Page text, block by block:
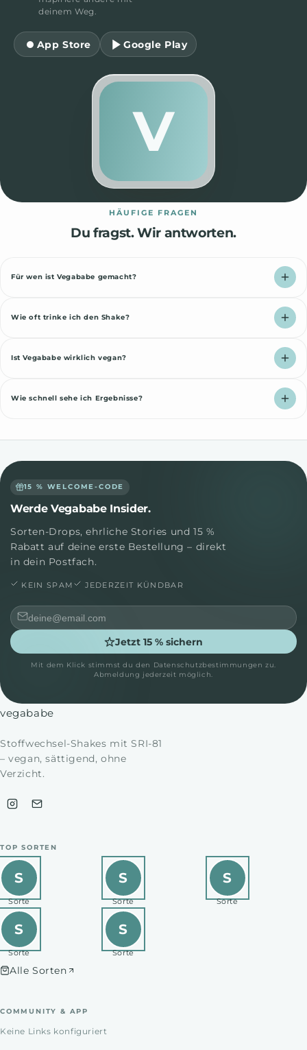
deinem Weg.
App Store Google Play
V
HÄUFIGE FRAGEN
Du fragst. Wir antworten.
Für wen ist Vegababe gemacht?
Wie oft trinke ich den Shake?
Ist Vegababe wirklich vegan?
Wie schnell sehe ich Ergebnisse?
15 % WELCOME-CODE
Werde Vegababe Insider.
Sorten-Drops, ehrliche Stories und 15 %
Rabatt auf deine erste Bestellung – direkt
in dein Postfach.
KEIN SPAM JEDERZEIT KÜNDBAR
Jetzt 15 % sichern
Mit dem Klick stimmst du den Datenschutzbestimmungen zu.
Abmeldung jederzeit möglich.
vegababe
Stoffwechsel-Shakes mit SRI-81
– vegan, sättigend, ohne
Verzicht.
TOP SORTEN
S
Sorte
S
Sorte
S
Sorte
S
Sorte
S
Sorte
Alle Sorten
COMMUNITY & APP
Keine Links konfiguriert